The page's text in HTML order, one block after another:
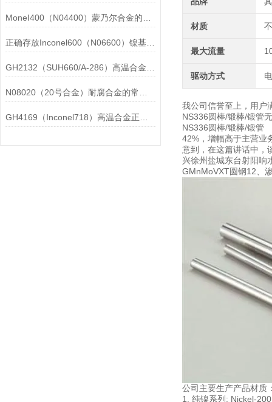
正确存放Inconel600（N06600）镍基合金的重要性介绍
材质
最大流量
驱动方式
我公司信誉至上，用户
NS336圆棒/锻棒/锻管
NS336圆棒/锻棒/锻管
42%，增幅高于主营业
意到，在这篇讲话中
兴徐州盐城东台射阳响
GMnMoVXT圆钢12、
公司主要生产产品材质
1. 纯镍系列: Nickel-